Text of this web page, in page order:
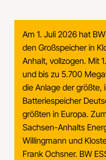
Am 1. Juli 2026 hat
den Großspeicher in
Anhalt, vollzogen. Mit
und bis zu 5.700
die Anlage der größte,
Batteriespeicher
größten in Europa.
Sachsen-Anhalts
Willingmann und
Frank Ochsner. BW